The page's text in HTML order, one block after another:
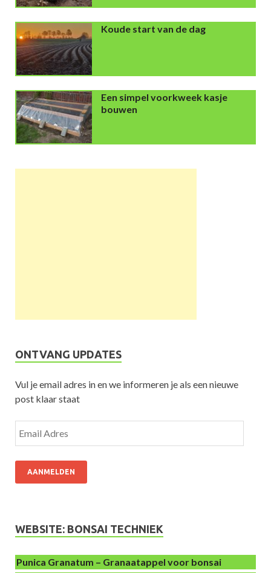
Koude start van de dag
Een simpel voorkweek kasje
bouwen
ONTVANG UPDATES
Vul je email adres in en we informeren je als een nieuwe
post klaar staat
AANMELDEN
WEBSITE: BONSAI TECHNIEK
Punica Granatum – Granaatappel voor bonsai